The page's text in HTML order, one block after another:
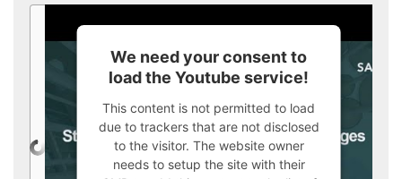
We need your consent to
load the Youtube service!
This content is not permitted to load
due to trackers that are not disclosed
to the visitor. The website owner
needs to setup the site with their